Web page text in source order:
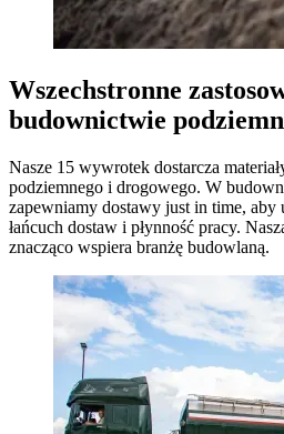
Wszechstronne
budownictwie
Nasze 15 wywrotek dostarcza
podziemnego i drogowego. W
zapewniamy dostawy just in time, aby
łańcuch dostaw i płynność pracy.
znacząco wspiera branżę budowlaną.